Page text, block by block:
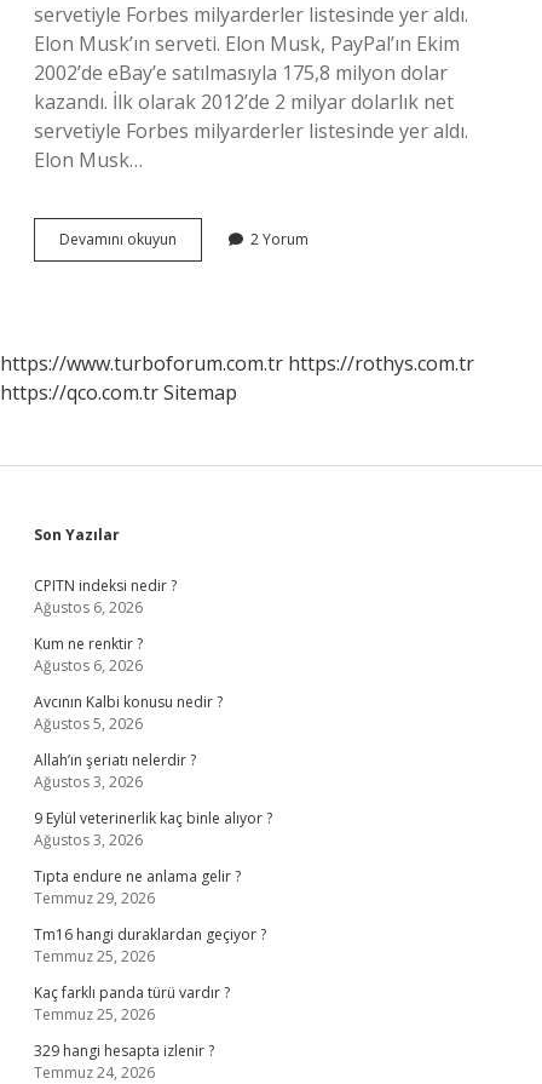
servetiyle Forbes milyarderler listesinde yer aldı.
Elon Musk’ın serveti. Elon Musk, PayPal’ın Ekim
2002’de eBay’e satılmasıyla 175,8 milyon dolar
kazandı. İlk olarak 2012’de 2 milyar dolarlık net
servetiyle Forbes milyarderler listesinde yer aldı.
Elon Musk…
Devamını okuyun
Nasıl
2 Yorum
https://www.turboforum.com.tr https://rothys.com.tr
https://qco.com.trSitemap
Sidebar
Son Yazılar
CPITN indeksi nedir ?
Ağustos 6, 2026
Kum ne renktir ?
Ağustos 6, 2026
Avcının Kalbi konusu nedir ?
Ağustos 5, 2026
Allah’ın şeriatı nelerdir ?
Ağustos 3, 2026
9 Eylül veterinerlik kaç binle alıyor ?
Ağustos 3, 2026
Tıpta endure ne anlama gelir ?
Temmuz 29, 2026
Tm16 hangi duraklardan geçiyor ?
Temmuz 25, 2026
Kaç farklı panda türü vardır ?
Temmuz 25, 2026
329 hangi hesapta izlenir ?
Temmuz 24, 2026